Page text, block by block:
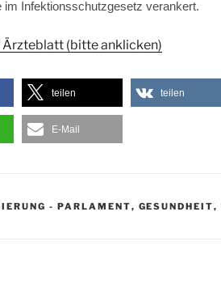
im Infektionsschutz­gesetz verankert.
(bitte anklicken)
teilen teilen
E-Mail
- PARLAMENT, GESUNDHEIT,